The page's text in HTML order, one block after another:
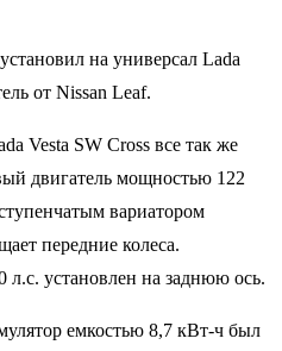
на универсал Lada
от Nissan Leaf.
Vesta SW Cross все так же
двигатель мощностью 122
вариатором
передние колеса.
установлен на заднюю ось.
емкостью 8,7 кВт-ч был